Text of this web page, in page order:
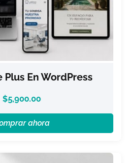
Plus En WordPress
$5,900.00
ahora